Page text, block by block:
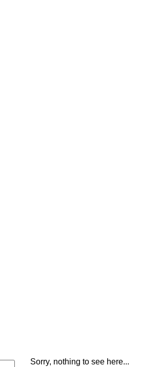
Sorry, nothing to see here...